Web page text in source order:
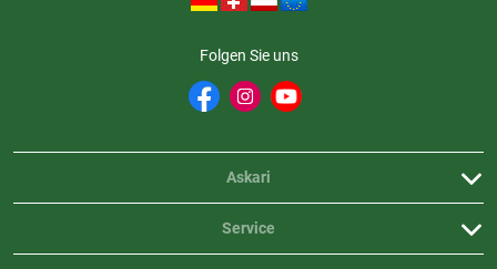
Folgen Sie uns
Askari
Service